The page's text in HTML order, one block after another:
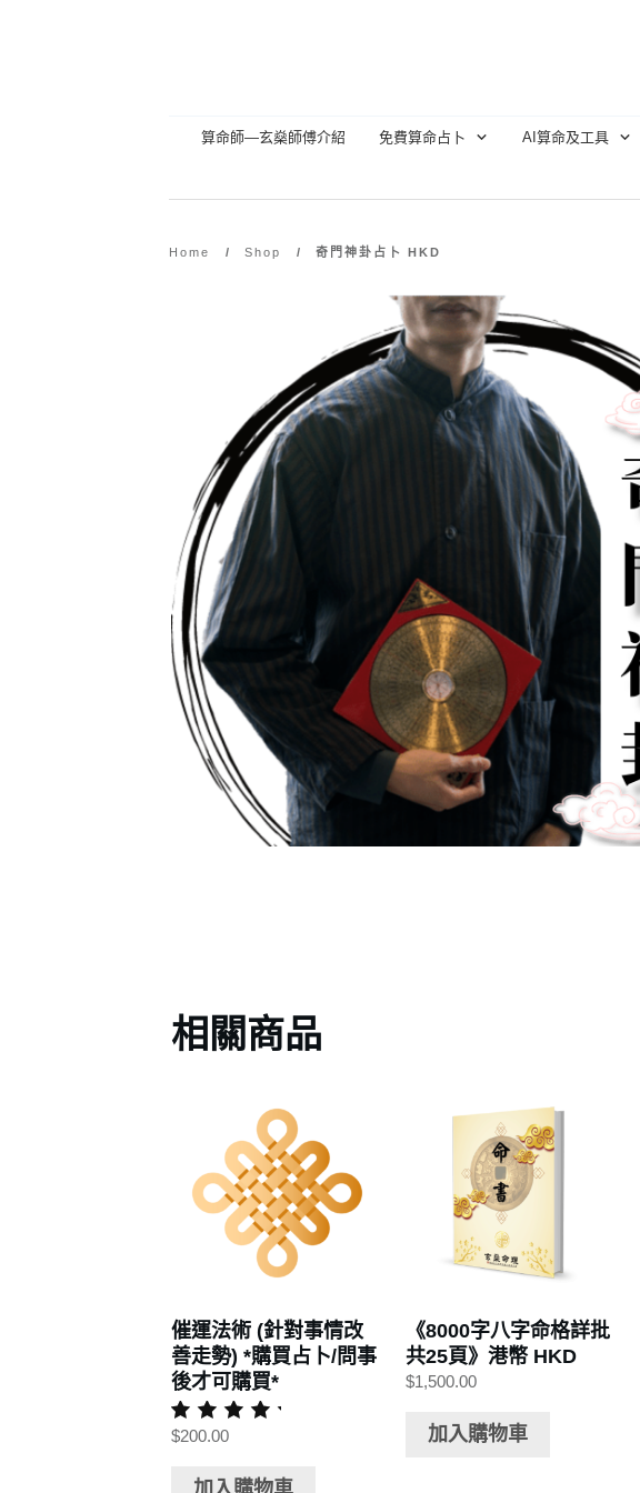
算命師—玄燊師傅介紹 免費算命占卜 AI算命及工具
Home / Shop / 奇門神卦占卜 HKD
相關商品
催運法術 (針對事情改
善走勢) *購買占卜/問事
後才可購買*
評分
$200.00
加入購物車
《8000字八字命格詳批
共25頁》港幣 HKD
$1,500.00
加入購物車